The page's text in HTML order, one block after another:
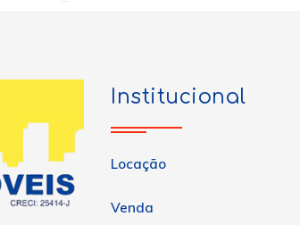
Institucional
Locação
Venda